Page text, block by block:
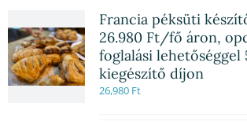
Francia péksüti
26.980 Ft/fő áron,
foglalási lehetőséggel
kiegészítő díjon
26,980 Ft